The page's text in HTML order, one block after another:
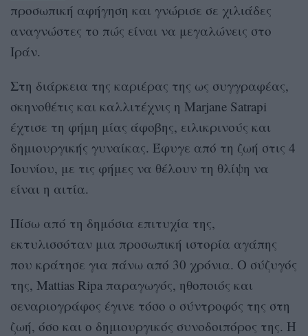
προσωπική αφήγηση και γνώρισε σε χιλιάδες
αναγνώστες το πώς είναι να μεγαλώνεις στο
Ιράν.
Στη διάρκεια της καριέρας της ως συγγραφέας,
σκηνοθέτις και καλλιτέχνις η Marjane Satrapi
έχτισε τη φήμη μίας άφοβης, ειλικρινούς και
δημιουργικής γυναίκας. Έφυγε από τη ζωή στις 4
Ιουνίου, με τις φήμες να θέλουν τη θλίψη να
είναι η αιτία.
Πίσω από τη δημόσια επιτυχία της,
εκτυλισσόταν μια προσωπική ιστορία αγάπης
που κράτησε για πάνω από 30 χρόνια. Ο σύζυγός
της, Mattias Ripa παραγωγός, ηθοποιός και
σεναριογράφος έγινε τόσο ο σύντροφός της στη
ζωή, όσο και ο δημιουργικός συνοδοιπόρος της. Η